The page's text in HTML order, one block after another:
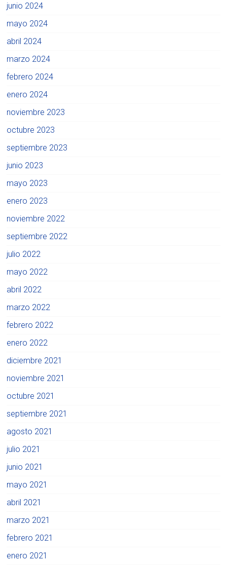
junio 2024
mayo 2024
abril 2024
marzo 2024
febrero 2024
enero 2024
noviembre 2023
octubre 2023
septiembre 2023
junio 2023
mayo 2023
enero 2023
noviembre 2022
septiembre 2022
julio 2022
mayo 2022
abril 2022
marzo 2022
febrero 2022
enero 2022
diciembre 2021
noviembre 2021
octubre 2021
septiembre 2021
agosto 2021
julio 2021
junio 2021
mayo 2021
abril 2021
marzo 2021
febrero 2021
enero 2021